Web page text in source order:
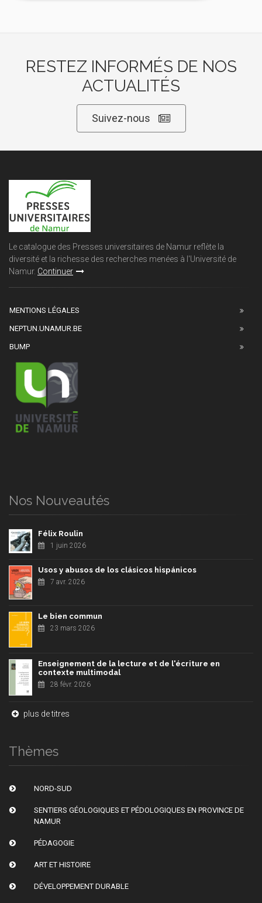
RESTEZ INFORMÉS DE NOS
ACTUALITÉS
Suivez-nous
Le catalogue des Presses universitaires de Namur reflète la
diversité et la richesse des recherches menées à l'Université de
Namur. Continuer
MENTIONS LÉGALES
NEPTUN.UNAMUR.BE
BUMP
Nos Nouveautés
Félix Roulin
1 juin 2026
Usos y abusos de los clásicos hispánicos
7 avr. 2026
Le bien commun
23 mars 2026
Enseignement de la lecture et de l'écriture en
contexte multimodal
28 févr. 2026
plus de titres
Thèmes
NORD-SUD
SENTIERS GÉOLOGIQUES ET PÉDOLOGIQUES EN PROVINCE DE
NAMUR
PÉDAGOGIE
ART ET HISTOIRE
DÉVELOPPEMENT DURABLE